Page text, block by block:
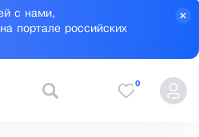
с нами,
на портале российских
0